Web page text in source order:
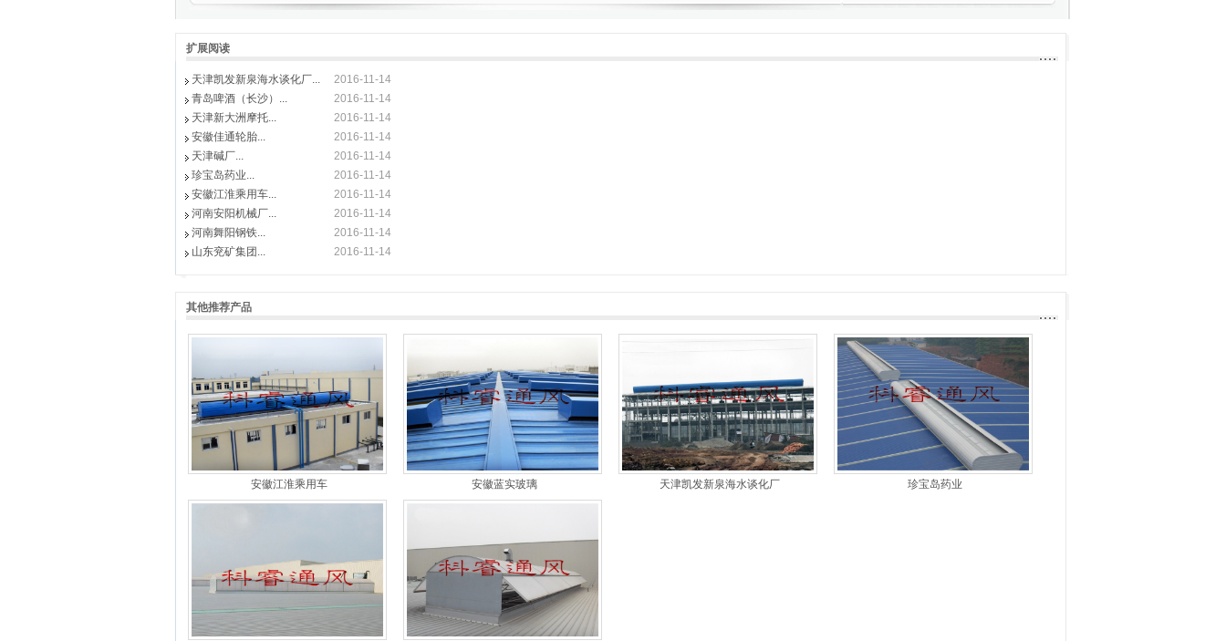
扩展阅读
天津凯发新泉海水谈化厂...
2016-11-14
青岛啤酒（长沙）...
2016-11-14
天津新大洲摩托...
2016-11-14
安徽佳通轮胎...
2016-11-14
天津碱厂...
2016-11-14
珍宝岛药业...
2016-11-14
安徽江淮乘用车...
2016-11-14
河南安阳机械厂...
2016-11-14
河南舞阳钢铁...
2016-11-14
山东兖矿集团...
2016-11-14
其他推荐产品
安徽江淮乘用车 安徽蓝实玻璃 天津凯发新泉海水谈化厂 珍宝岛药业